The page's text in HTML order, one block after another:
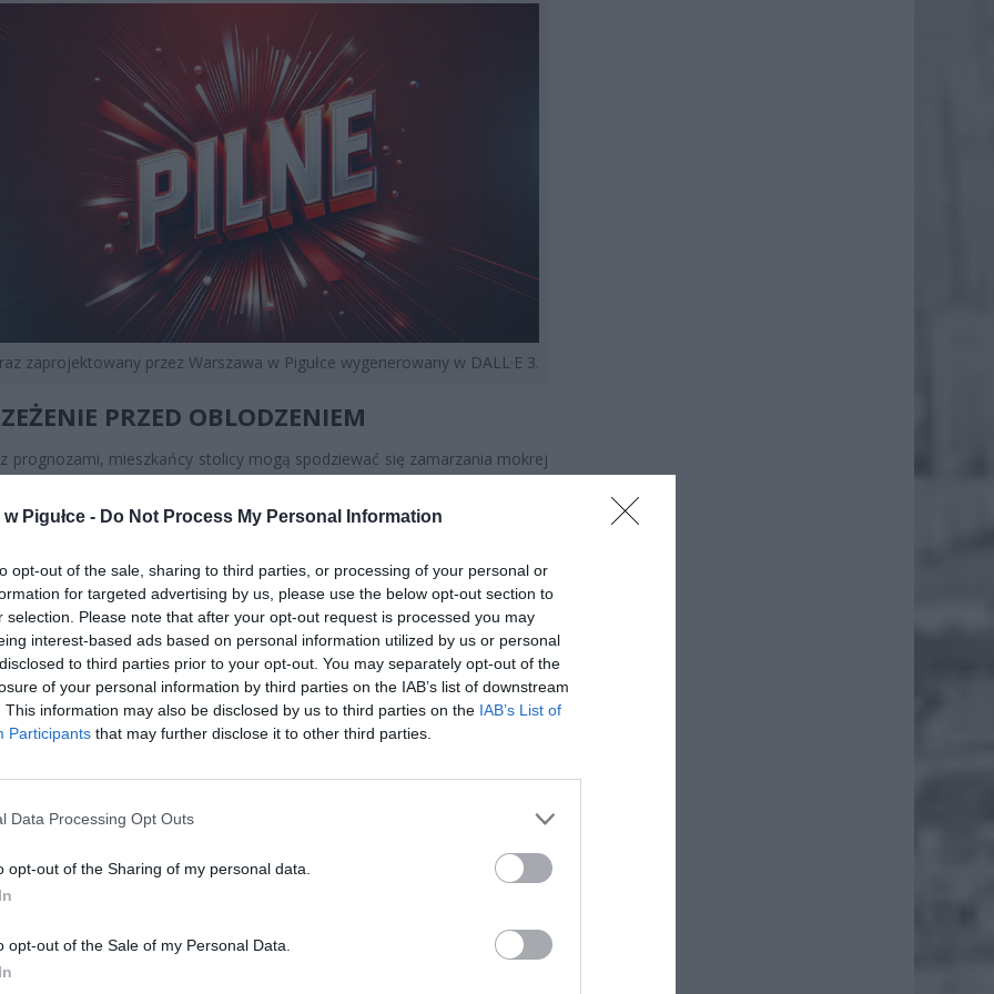
Pigułce - Do Not Process My Personal Information
opt-out of the sale, sharing to third parties, or processing of your personal or
for targeted advertising by us, please use the below opt-out section to
selection. Please note that after your opt-out request is processed you may
interest-based ads based on personal information utilized by us or personal
to third parties prior to your opt-out. You may separately opt-out of the
of your personal information by third parties on the IAB’s list of downstream
This information may also be disclosed by us to third parties on the IAB’s List of
Participants that may further disclose it to other third parties.
Data Processing Opt Outs
opt-out of the Sharing of my personal data.
opt-out of the Sale of my Personal Data.
zaprojektowany przez Warszawa w Pigułce wygenerowany w DALL·E 3.
PRZED OBLODZENIEM
prognozami, mieszkańcy stolicy mogą spodziewać się zamarzania mokrej
oraz mokrego śniegu, co znacząco zwiększy ryzyko poślizgu i upadku, a
ad
RÓWNIEŻ:
zmieni ważny limit od marca 2027 roku. Policzyliśmy, ile może